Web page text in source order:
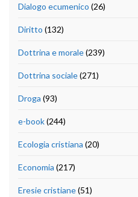
Dialogo ecumenico (26)
Diritto (132)
Dottrina e morale(239)
Dottrina sociale(271)
Droga (93)
e-book(244)
Ecologia cristiana (20)
Economia (217)
Eresie cristiane(51)